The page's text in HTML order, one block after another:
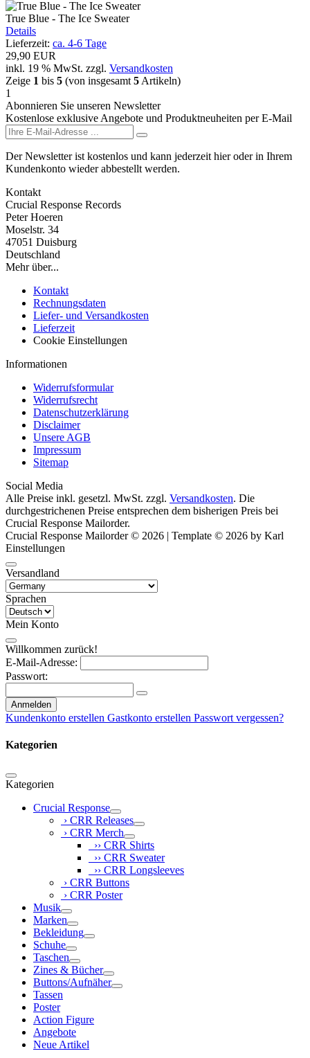
True Blue - The Ice Sweater
Details
Lieferzeit: ca. 4-6 Tage
29,90 EUR
inkl. 19 % MwSt. zzgl. Versandkosten
Zeige 1 bis 5 (von insgesamt 5 Artikeln)
1
Abonnieren Sie unseren Newsletter
Kostenlose exklusive Angebote und Produktneuheiten per E-Mail
Der Newsletter ist kostenlos und kann jederzeit hier oder in Ihrem
Kundenkonto wieder abbestellt werden.
Kontakt
Crucial Response Records
Peter Hoeren
Moselstr. 34
47051 Duisburg
Deutschland
Mehr über...
Kontakt
Rechnungsdaten
Liefer- und Versandkosten
Lieferzeit
Cookie Einstellungen
Informationen
Widerrufsformular
Widerrufsrecht
Datenschutzerklärung
Disclaimer
Unsere AGB
Impressum
Sitemap
Social Media
Alle Preise inkl. gesetzl. MwSt. zzgl. Versandkosten. Die
durchgestrichenen Preise entsprechen dem bisherigen Preis bei
Crucial Response Mailorder.
Crucial Response Mailorder © 2026 | Template © 2026 by Karl
Einstellungen
Versandland
Sprachen
Mein Konto
Willkommen zurück!
E-Mail-Adresse:
Passwort:
Anmelden
Kundenkonto erstellen Gastkonto erstellen Passwort vergessen?
Kategorien
Kategorien
Crucial Response
› CRR Releases
› CRR Merch
›› CRR Shirts
›› CRR Sweater
›› CRR Longsleeves
› CRR Buttons
› CRR Poster
Musik
Marken
Bekleidung
Schuhe
Taschen
Zines & Bücher
Buttons/Aufnäher
Tassen
Poster
Action Figure
Angebote
Neue Artikel